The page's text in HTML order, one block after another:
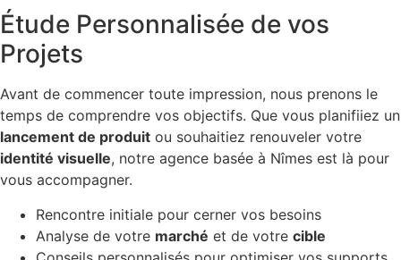
Étude Personnalisée de vos
Projets
Avant de commencer toute impression, nous prenons le
temps de comprendre vos objectifs. Que vous planifiiez un
lancement de produit ou souhaitiez renouveler votre
identité visuelle, notre agence basée à Nîmes est là pour
vous accompagner.
Rencontre initiale pour cerner vos besoins
Analyse de votre marché et de votre cible